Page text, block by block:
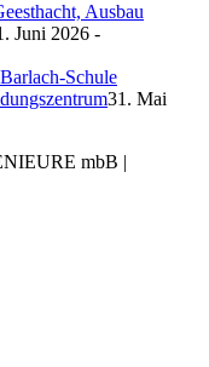
Ausbau
Juni 2026 -
Schule
31. Mai
mbB |